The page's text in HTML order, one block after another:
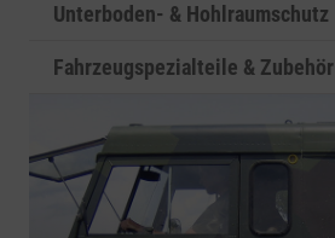
Unterboden- & Hohlraumschutz
Fahrzeugspezialteile & Zubehör